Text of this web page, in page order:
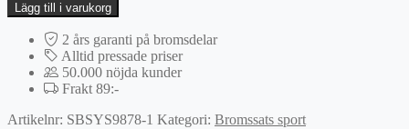
EBC
Yellowstuff
Sportbromssats
mängd
Lägg till i varukorg
2 års garanti på bromsdelar
Alltid pressade priser
50.000 nöjda kunder
Frakt 89:-
Artikelnr: SBSYS9878-1 Kategori: Bromssats sport